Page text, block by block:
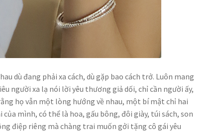
dù đang phải xa cách, dù gặp bao cách trở. Luôn mang
người xa lạ nói lời yêu thương giả dối, chỉ cần người ấy,
họ vẫn một lòng hướng về nhau, một bí mật chỉ hai
mình, có thể là hoa, gấu bông, đôi giày, túi sách, son
điệp riêng mà chàng trai muốn gởi tặng cô gái yêu